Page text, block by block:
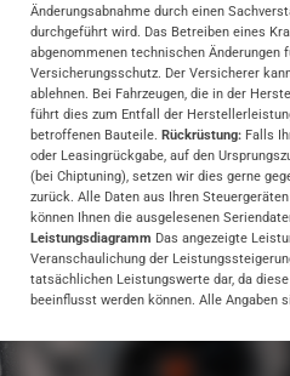
Änderungsabnahme durch einen
durchgeführt wird. Das Betreiben eines
abgenommenen technischen Änderungen
Versicherungsschutz. Der Versicherer
ablehnen. Bei Fahrzeugen, die in der
führt dies zum Entfall der
betroffenen Bauteile. Rückrüstung: Falls
oder Leasingrückgabe, auf den
(bei Chiptuning), setzen wir dies gerne
zurück. Alle Daten aus Ihren
können Ihnen die ausgelesenen
Leistungsdiagramm Das angezeigte
Veranschaulichung der
tatsächlichen Leistungswerte dar, da
beeinflusst werden können. Alle Angaben